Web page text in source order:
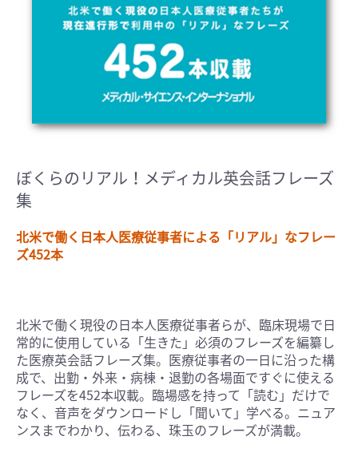
ぼくらのリアル！メディカル英会話フレーズ
集
北米で働く日本人医療従事者による「リアル」なフレー
ズ452本
北米で働く現役の日本人医療従事者らが、臨床現場で日
常的に使用している「生きた」必須のフレーズを編纂し
た医療英会話フレーズ集。医療従事者の一日に沿った構
成で、出勤・外来・病棟・退勤の各場面ですぐに使える
フレーズを452本収載。臨場感を持って「読む」だけで
なく、音声をダウンロードし「聞いて」学べる。ニュア
ンスまでわかり、伝わる、珠玉のフレーズが満載。